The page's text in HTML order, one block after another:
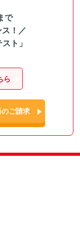
で
！／
ト」
ら
のご請求